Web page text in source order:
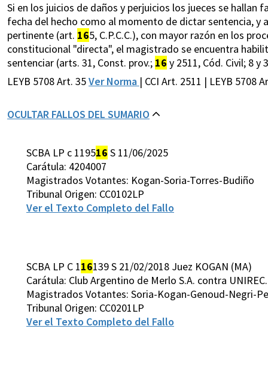
Si en los juicios de daños y perjuicios los jueces se
fecha del hecho como al momento de dictar sentencia,
pertinente (art. 165, C.P.C.C.), con mayor razón en los
constitucional "directa", el magistrado se encuentra
sentenciar (arts. 31, Const. prov.; 16 y 2511, Cód. Civil; 8 y
LEYB 5708 Art. 35Ver Norma | CCI Art. 2511 | LEYB 5708
OCULTAR FALLOS DEL SUMARIO
SCBA LP c 119516 S 11/06/2025
Carátula: 4204007
Magistrados Votantes: Kogan-Soria-Torres-Budiño
Tribunal Origen: CC0102LP
Ver el Texto Completo del Fallo
SCBA LP C 116139 S 21/02/2018 Juez KOGAN (MA)
Carátula: Club Argentino de Merlo S.A. contra
Magistrados Votantes: Soria-Kogan-Genoud-Negri-
Tribunal Origen: CC0201LP
Ver el Texto Completo del Fallo